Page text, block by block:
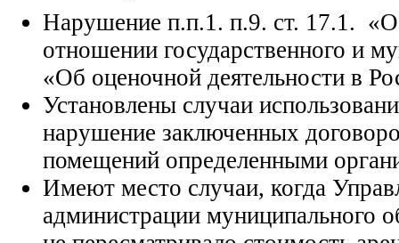
Нарушение п.п.1. п.9. ст. 17.1.
отношении государственного и
«Об оценочной деятельности в
Установлены случаи
нарушение заключенных
помещений определенными
Имеют место случаи, когда
администрации муниципального